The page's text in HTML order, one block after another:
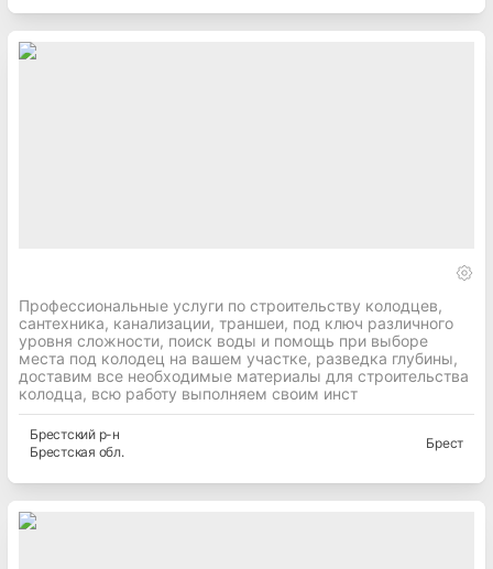
Профессиональные услуги по строительству колодцев,
сантехника, канализации, траншеи, под ключ различного
уровня сложности, поиск воды и помощь при выборе
места под колодец на вашем участке, разведка глубины,
доставим все необходимые материалы для строительства
колодца, всю работу выполняем своим инст
Брестскийр-н
Брестская обл.
Брест